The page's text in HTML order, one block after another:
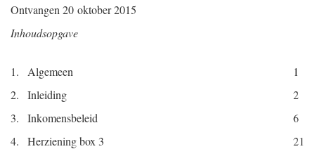
Ontvangen 20 oktober 2015
Inhoudsopgave
1. Algemeen
1
2.
Inleiding
2
3.
Inkomensbeleid
6
4.
Herziening box 3
21